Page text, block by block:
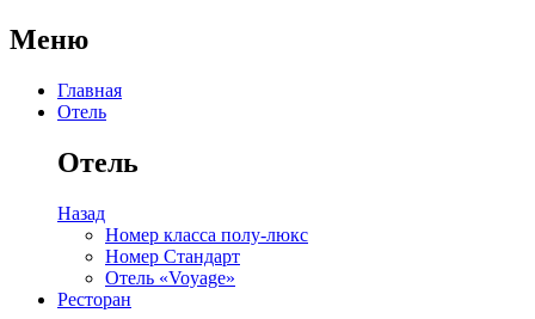
Меню
Главная
Отель
Отель
Назад
Номер класса полу-люкс
Номер Стандарт
Отель «Voyage»
Ресторан